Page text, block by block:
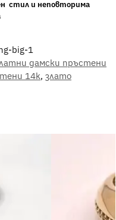
стил и неповторима
big-1
дамски пръстени
14k, злато